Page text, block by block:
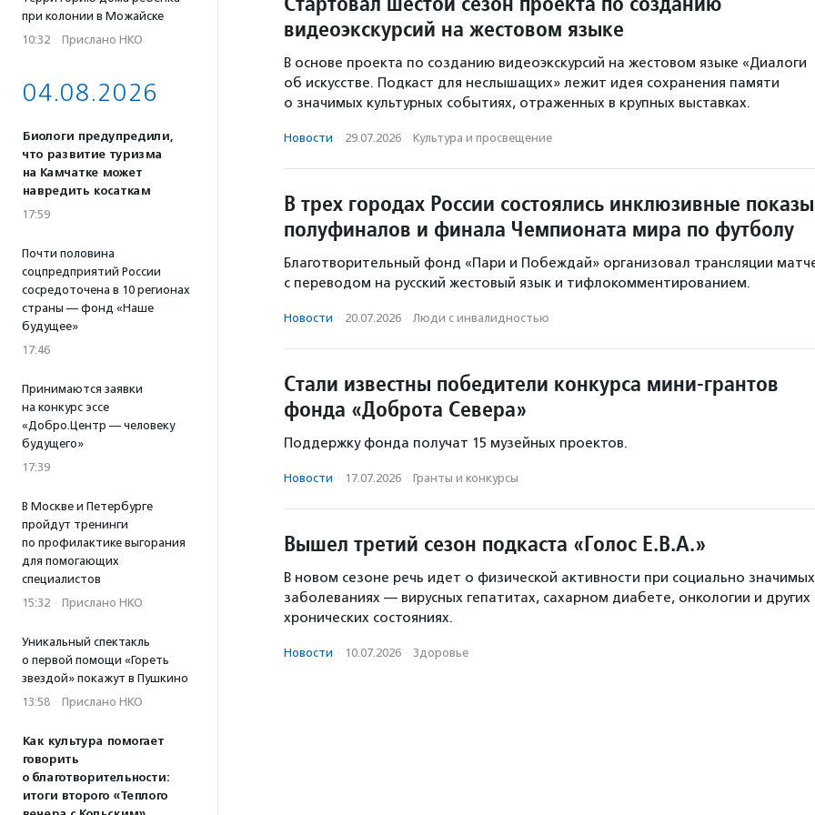
при колонии в Можайске
10:32 · Прислано НКО
04.08.2026
Биологи предупредили,
что развитие туризма
на Камчатке может
навредить косаткам
17:59
Почти половина
соцпредприятий России
сосредоточена в 10 регионах
страны — фонд «Наше
будущее»
17:46
Принимаются заявки
на конкурс эссе
«Добро.Центр — человеку
будущего»
17:39
В Москве и Петербурге
пройдут тренинги
по профилактике выгорания
для помогающих
специалистов
15:32 · Прислано НКО
Уникальный спектакль
о первой помощи «Гореть
звездой» покажут в Пушкино
13:58 · Прислано НКО
Как культура помогает
говорить
о благотворительности:
итоги второго «Теплого
видеоэкскурсий на жестовом языке
В основе проекта по созданию видеоэкскурсий на жестовом языке «Диалоги
об искусстве. Подкаст для неслышащих» лежит идея сохранения памяти
о значимых культурных событиях, отраженных в крупных выставках.
Новости · 29.07.2026 · Культура и просвещение
В трех городах России состоялись инклюзивные показы
полуфиналов и финала Чемпионата мира по футболу
Благотворительный фонд «Пари и Побеждай» организовал трансляции
с переводом на русский жестовый язык и тифлокомментированием.
Новости · 20.07.2026 · Люди с инвалидностью
Стали известны победители конкурса мини-грантов
фонда «Доброта Севера»
Поддержку фонда получат 15 музейных проектов.
Новости · 17.07.2026 · Гранты и конкурсы
Вышел третий сезон подкаста «Голос Е.В.А.»
В новом сезоне речь идет о физической активности при социально значимых
заболеваниях — вирусных гепатитах, сахарном диабете, онкологии и других
хронических состояниях.
Новости · 10.07.2026 · Здоровье